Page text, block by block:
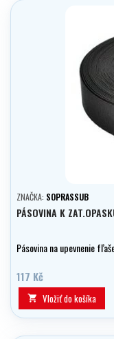
ZNAČKA: SOPRASSUB
PÁSOVINA K
Pásovina na upevnenie
117 Kč
 Vložiť do košíka